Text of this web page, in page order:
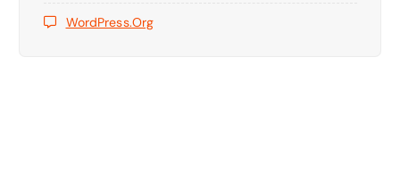
WordPress.org